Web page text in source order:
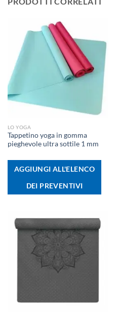
LO YOGA
Tappetino yoga in gomma
pieghevole ultra sottile 1 mm
AGGIUNGI ALL'ELENCO
DEI PREVENTIVI